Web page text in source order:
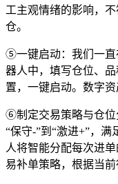
工主观情绪的影响，
仓。
⑤一键启动：我们一直
器人中，填写仓位、
置，一键启动。数字
⑥制定交易策略与仓位
“保守-”到“激进+”，
人将智能分配每次进
易补单策略，根据当前